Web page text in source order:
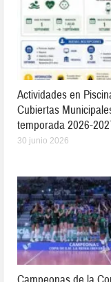
Actividades en
Cubiertas
temporada 2026-
30 junio 2026